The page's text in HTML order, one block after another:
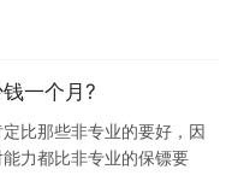
一个月?
比那些非专业的要好，因
力都比非专业的保镖要